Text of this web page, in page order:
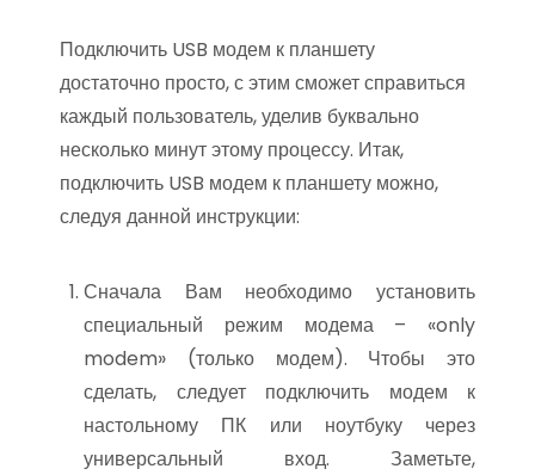
Подключить USB модем к планшету
достаточно просто, с этим сможет справиться
каждый пользователь, уделив буквально
несколько минут этому процессу. Итак,
подключить USB модем к планшету можно,
следуя данной инструкции:
Сначала Вам необходимо установить
специальный режим модема – «only
modem» (только модем). Чтобы это
сделать, следует подключить модем к
настольному ПК или ноутбуку через
универсальный вход. Заметьте,